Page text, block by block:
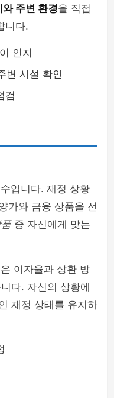
주변 환경을 직접
니다.
인지
변 시설 확인
검
입니다. 재정 상황
가와 금융 상품을 선
중 자신에게 맞는
이자율과 상환 방
다. 자신의 상황에
재정 상태를 유지하